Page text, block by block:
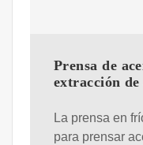
Prensa de
extracción de
La prensa en
para prensar